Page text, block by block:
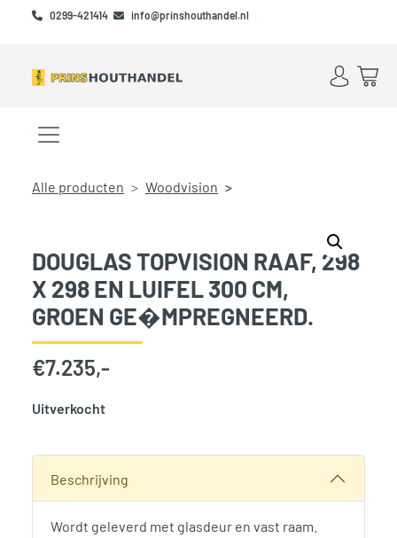
Skip to main content
Skip to footer
0299-421414 info@prinshouthandel.nl
Account
Menu openen/sluiten
Alle producten Woodvision
DOUGLAS TOPVISION RAAF, 298
X 298 EN LUIFEL 300 CM,
GROEN GE�MPREGNEERD.
€7.235,-
Uitverkocht
Beschrijving
Wordt geleverd met glasdeur en vast raam.